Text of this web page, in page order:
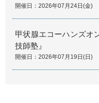
開催日：2026年07月24日(金)
甲状腺エコーハンズオ
技師塾』
開催日：2026年07月19日(日)